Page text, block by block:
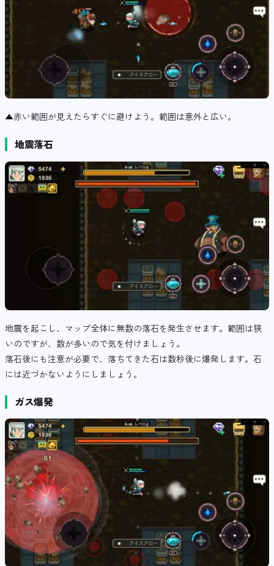
▲赤い範囲が見えたらすぐに避けよう。範囲は意外と広い。
地震落石
地震を起こし、マップ全体に無数の落石を発生させます。範囲は狭
いのですが、数が多いので気を付けましょう。
落石後にも注意が必要で、落ちてきた石は数秒後に爆発します。石
には近づかないようにしましょう。
ガス爆発